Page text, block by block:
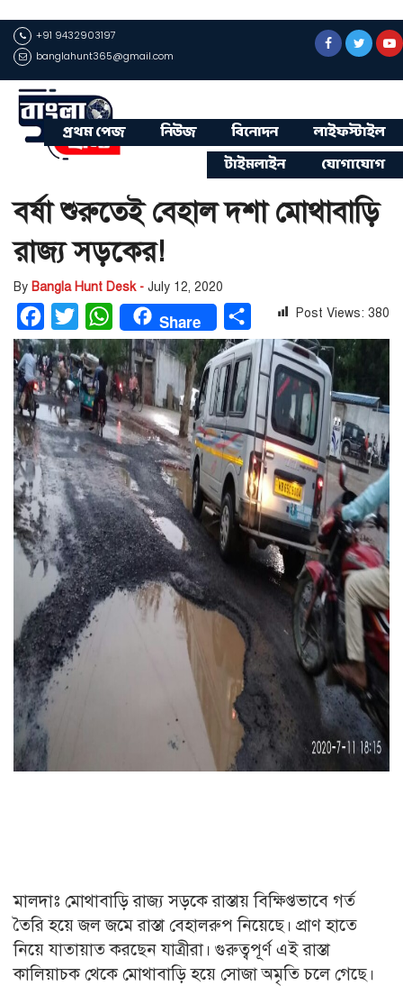
+91 9432903197
banglahunt365@gmail.com
প্রথম পেজ নিউজ বিনোদন
লাইফস্টাইল
টাইমলাইন
যোগাযোগ
বর্ষা শুরুতেই বেহাল দশা মোথাবাড়ি
রাজ্য সড়কের!
By Bangla Hunt Desk - July 12, 2020
Facebook
Twitter WhatsAppShare Share Post Views: 380
মালদাঃ মোথাবাড়ি রাজ্য সড়কে রাস্তায় বিক্ষিপ্তভাবে গর্ত
তৈরি হয়ে জল জমে রাস্তা বেহালরুপ নিয়েছে। প্রাণ হাতে
নিয়ে যাতায়াত করছেন যাত্রীরা। গুরুত্বপূর্ণ এই রাস্তা
কালিয়াচক থেকে মোথাবাড়ি হয়ে সোজা অমৃতি চলে গেছে।